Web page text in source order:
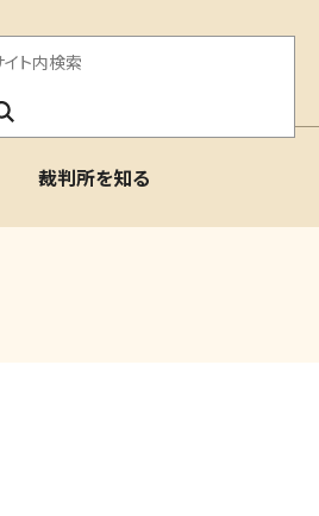
裁判所を知る